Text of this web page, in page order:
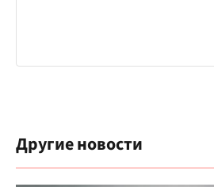
Другие новости